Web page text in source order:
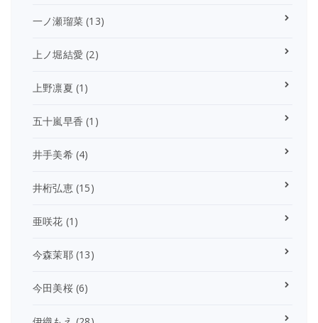
一ノ瀬瑠菜 (13)
上ノ堀結愛 (2)
上野凛夏 (1)
五十嵐早香 (1)
井手美希(4)
井桁弘恵(15)
亜咲花 (1)
今森茉耶(13)
今田美桜(6)